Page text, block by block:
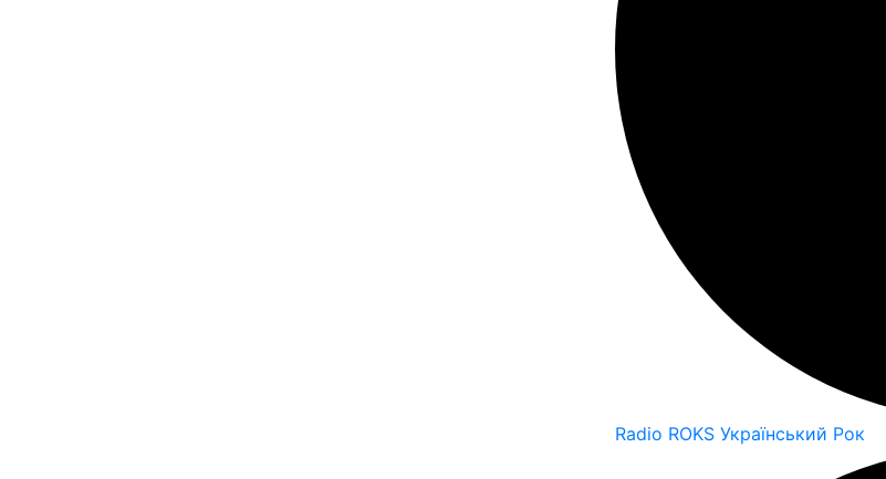
Radio ROKS Український Рок